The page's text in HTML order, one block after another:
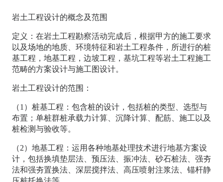
岩土工程设计的概念及范围
定义：在岩土工程勘察活动完成后，根据甲方的施工要求
以及场地的地质、环境特征和岩土工程条件，所进行的桩
基工程，地基工程，边坡工程，基坑工程等岩土工程施工
范畴的方案设计与施工图设计。
岩土工程设计的范围：
（1）桩基工程：包含桩的设计，包括桩的类型、选型与
布置；单桩群桩承载力计算、沉降计算、配筋、施工以及
桩检测与验收等。
（2）地基工程：运用各种地基处理技术进行地基方案设
计，包括换填垫层法、预压法、振冲法、砂石桩法、强夯
法和强夯置换法、深层搅拌法、高压喷射注浆法、锚杆静